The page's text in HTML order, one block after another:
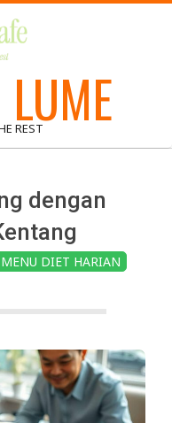
LUME
REST
dengan
MENU DIET HARIAN